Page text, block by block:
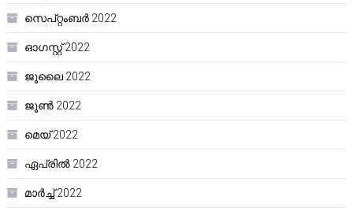
സെപ്റ്റംബർ 2022
ഓഗസ്റ്റ്‌ 2022
ജൂലൈ 2022
ജൂൺ 2022
മെയ്‌ 2022
ഏപ്രിൽ 2022
മാർച്ച്‌ 2022